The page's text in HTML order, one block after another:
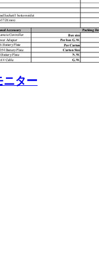
ニター